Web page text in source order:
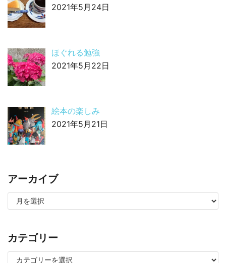
2021年5月24日
ほぐれる勉強
2021年5月22日
絵本の楽しみ
2021年5月21日
アーカイブ
カテゴリー